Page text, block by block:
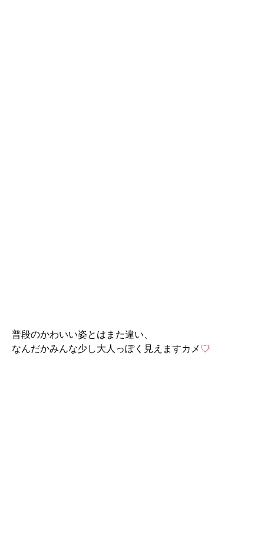
普段のかわいい姿とはまた違い、
なんだかみんな少し大人っぽく見えますカメ ♡